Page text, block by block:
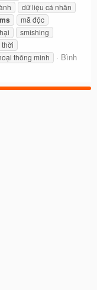
dữ liệu cá nhân
mã độc
smishing
thông minh
Bình